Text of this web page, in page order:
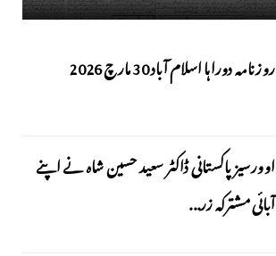
روزنامہ دوراہا اسلام آباد 30 مارچ 2026
اوورسیز پاکستانی ڈاکٹر سعید حسین شاہ نے اپنے
آبائی مشترکہ زر...